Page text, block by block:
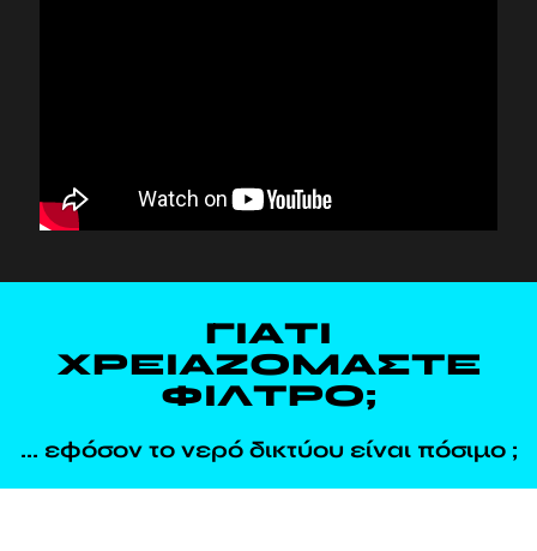
ΓΙΑΤΙ
ΧΡΕΙΑΖΟΜΑΣΤΕ
ΦΙΛΤΡΟ;
... εφόσον το νερό δικτύου είναι πόσιμο ;